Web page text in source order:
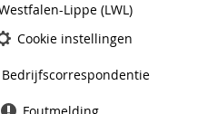
Lippe (LWL)
Cookie instellingen
Bedrijfscorrespondentie
Foutmelding